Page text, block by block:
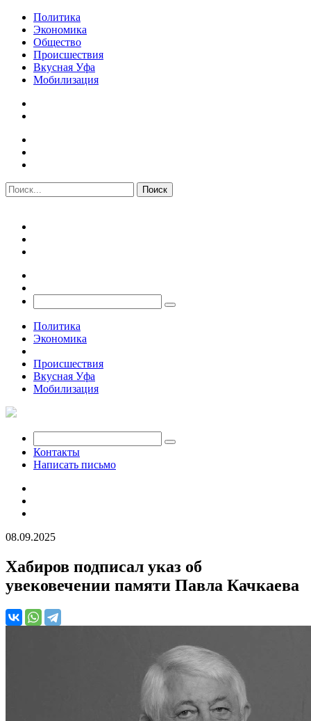
Политика
Экономика
Общество
Происшествия
Вкусная Уфа
Мобилизация
Политика
Экономика
Происшествия
Вкусная Уфа
Мобилизация
Контакты
Написать письмо
08.09.2025
Хабиров подписал указ об
увековечении памяти Павла Качкаева